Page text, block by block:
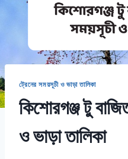
ট্রেনের সময়সূচী ও ভাড়া তালিকা
কিশোরগঞ্জ টু
ও ভাড়া তালিকা